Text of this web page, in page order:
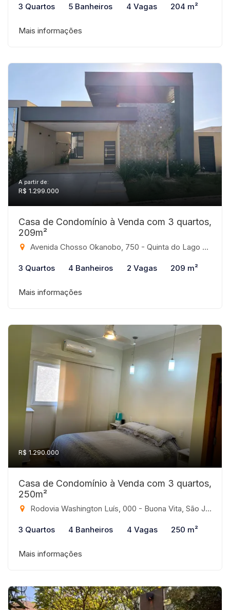
3 Quartos 5 Banheiros 4 Vagas 204 m²
Mais informações
A partir de:
R$ 1.299.000
Casa de Condomínio à Venda com 3 quartos,
209m²
Avenida Chosso Okanobo, 750 - Quinta do Lago Residence, São José do Rio Preto-SP
3 Quartos 4 Banheiros 2 Vagas 209 m²
Mais informações
R$ 1.290.000
Casa de Condomínio à Venda com 3 quartos,
250m²
Rodovia Washington Luís, 000 - Buona Vita, São José do Rio Preto-SP
3 Quartos 4 Banheiros 4 Vagas 250 m²
Mais informações